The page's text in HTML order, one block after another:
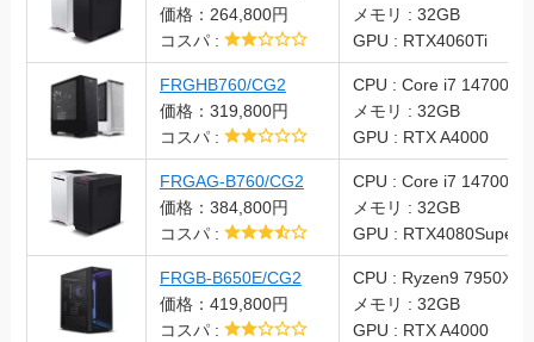
価格：264,800円
コスパ :
メモリ : 32GB
GPU : RTX4060Ti
FRGHB760/CG2
価格：319,800円
コスパ :
CPU : Core i7 14700F
メモリ : 32GB
GPU : RTX A4000
FRGAG-B760/CG2
価格：384,800円
コスパ :
CPU : Core i7 14700F
メモリ : 32GB
GPU : RTX4080Super
FRGB-B650E/CG2
価格：419,800円
コスパ :
CPU : Ryzen9 7950X3D
メモリ : 32GB
GPU : RTX A4000